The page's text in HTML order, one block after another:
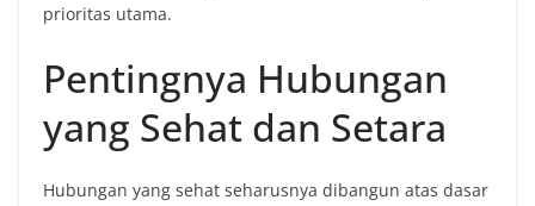
prioritas utama.
Pentingnya Hubungan
yang Sehat dan Setara
Hubungan yang sehat seharusnya dibangun atas dasar